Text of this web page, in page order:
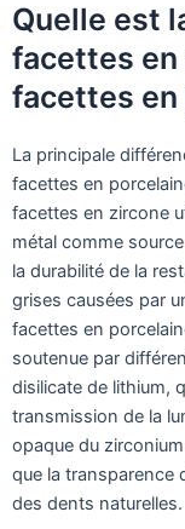
Quelle est
facettes en
facettes en
La principale
facettes en
facettes en zircone
métal comme
la durabilité de la
grises causées par
facettes en
soutenue par
disilicate de lithium,
transmission de la
opaque du
que la transparence
des dents naturelles.